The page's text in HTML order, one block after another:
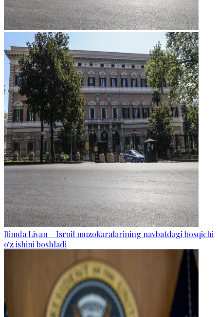
Rimda Livan – Isroil muzokaralarining navbatdagi bosqichi
o‘z ishini boshladi